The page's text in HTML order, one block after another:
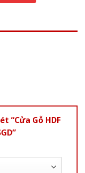
“Cửa Gỗ HDF